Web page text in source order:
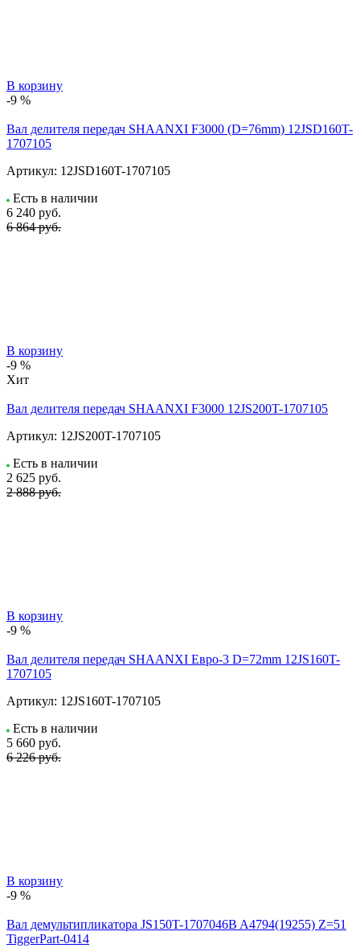
В корзину
-9 %
Вал делителя передач SHAANXI F3000 (D=76mm) 12JSD160T-
1707105
Артикул: 12JSD160T-1707105
Есть в наличии
6 240 руб.
6 864 руб.
В корзину
-9 %
Хит
Вал делителя передач SHAANXI F3000 12JS200T-1707105
Артикул: 12JS200T-1707105
Есть в наличии
2 625 руб.
2 888 руб.
В корзину
-9 %
Вал делителя передач SHAANXI Евро-3 D=72mm 12JS160T-
1707105
Артикул: 12JS160T-1707105
Есть в наличии
5 660 руб.
6 226 руб.
В корзину
-9 %
Вал демультипликатора JS150T-1707046B A4794(19255) Z=51
TiggerPart-0414